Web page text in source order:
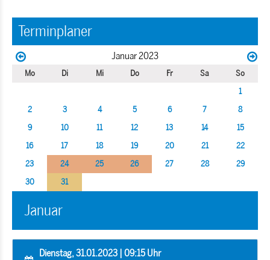
Terminplaner
Januar 2023
Mo Di Mi Do Fr Sa
So
1
2
3 4 5 6 7
8
9
10 11 12 13 14
15
16
17 18 19 20 21
22
23
24 25 26 27 28
29
30
31
Januar
Dienstag, 31.01.2023 | 09:15 Uhr